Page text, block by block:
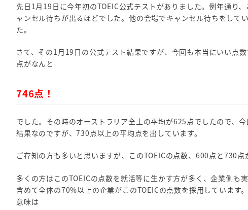
先日1月19日に今年初のTOEIC公式テストがありました。例年通り
ャンセル待ちが出るほどでした。他の会場でキャンセル待ちをし
た。
さて、その1月19日の公式テスト結果ですが、今回も本当にいい点
点がなんと
746点！
でした。その時のオーストラリア全土の平均が625点でしたので、
結果なのですが、730点以上の平均点を出しています。
ご存知の方も多いと思いますが、このTOEICの点数、600点と730点
多くの方はこのTOEICの点数を就活等に生かす方が多く、企業側も
含めて全体の70%以上の企業がこのTOEICの点数を採用しています
意味は